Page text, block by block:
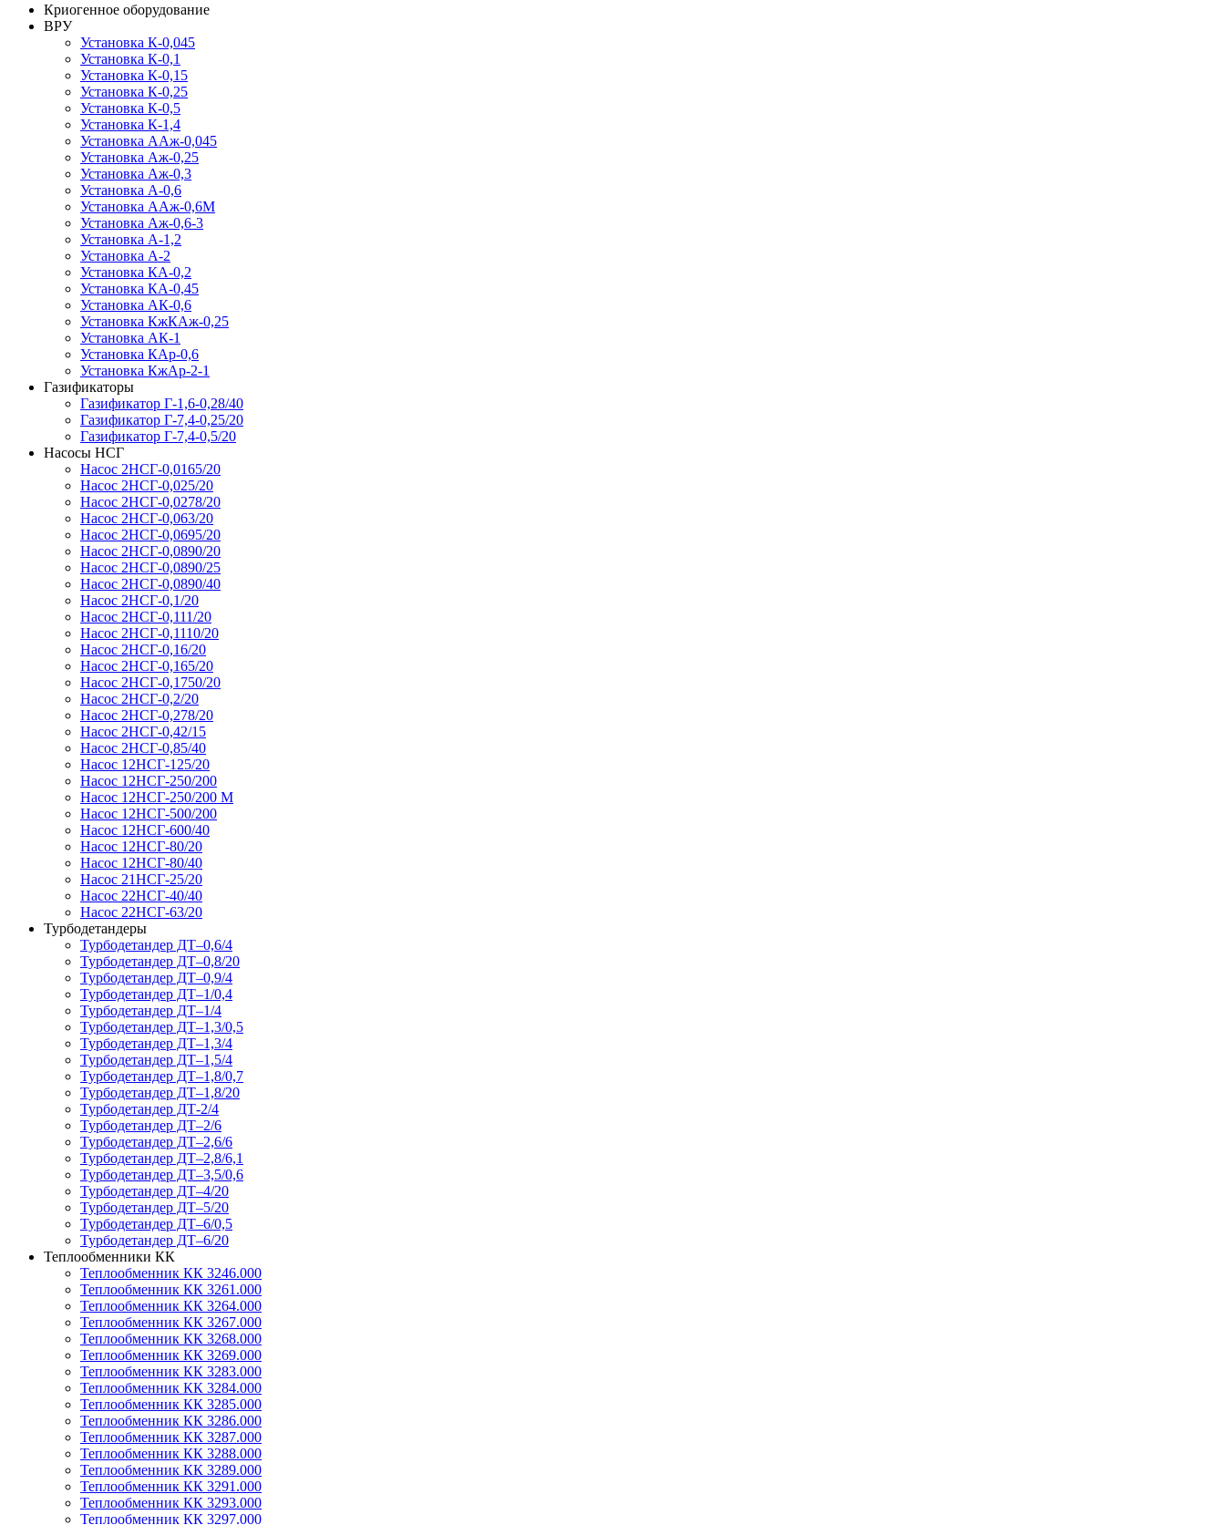
Криогенное оборудование
ВРУ
Установка К-0,045
Установка К-0,1
Установка К-0,15
Установка К-0,25
Установка К-0,5
Установка К-1,4
Установка ААж-0,045
Установка Аж-0,25
Установка Аж-0,3
Установка А-0,6
Установка ААж-0,6М
Установка Аж-0,6-3
Установка А-1,2
Установка А-2
Установка КА-0,2
Установка КА-0,45
Установка АК-0,6
Установка КжКАж-0,25
Установка АК-1
Установка КАр-0,6
Установка КжАр-2-1
Газификаторы
Газификатор Г-1,6-0,28/40
Газификатор Г-7,4-0,25/20
Газификатор Г-7,4-0,5/20
Насосы НСГ
Насос 2НСГ-0,0165/20
Насос 2НСГ-0,025/20
Насос 2НСГ-0,0278/20
Насос 2НСГ-0,063/20
Насос 2НСГ-0,0695/20
Насос 2НСГ-0,0890/20
Насос 2НСГ-0,0890/25
Насос 2НСГ-0,0890/40
Насос 2НСГ-0,1/20
Насос 2НСГ-0,111/20
Насос 2НСГ-0,1110/20
Насос 2НСГ-0,16/20
Насос 2НСГ-0,165/20
Насос 2НСГ-0,1750/20
Насос 2НСГ-0,2/20
Насос 2НСГ-0,278/20
Насос 2НСГ-0,42/15
Насос 2НСГ-0,85/40
Насос 12НСГ-125/20
Насос 12НСГ-250/200
Насос 12НСГ-250/200 М
Насос 12НСГ-500/200
Насос 12НСГ-600/40
Насос 12НСГ-80/20
Насос 12НСГ-80/40
Насос 21НСГ-25/20
Насос 22НСГ-40/40
Насос 22НСГ-63/20
Турбодетандеры
Турбодетандер ДТ–0,6/4
Турбодетандер ДТ–0,8/20
Турбодетандер ДТ–0,9/4
Турбодетандер ДТ–1/0,4
Турбодетандер ДТ–1/4
Турбодетандер ДТ–1,3/0,5
Турбодетандер ДТ–1,3/4
Турбодетандер ДТ–1,5/4
Турбодетандер ДТ–1,8/0,7
Турбодетандер ДТ–1,8/20
Турбодетандер ДТ-2/4
Турбодетандер ДТ–2/6
Турбодетандер ДТ–2,6/6
Турбодетандер ДТ–2,8/6,1
Турбодетандер ДТ–3,5/0,6
Турбодетандер ДТ–4/20
Турбодетандер ДТ–5/20
Турбодетандер ДТ–6/0,5
Турбодетандер ДТ–6/20
Теплообменники КК
Теплообменник КК 3246.000
Теплообменник КК 3261.000
Теплообменник КК 3264.000
Теплообменник КК 3267.000
Теплообменник КК 3268.000
Теплообменник КК 3269.000
Теплообменник КК 3283.000
Теплообменник КК 3284.000
Теплообменник КК 3285.000
Теплообменник КК 3286.000
Теплообменник КК 3287.000
Теплообменник КК 3288.000
Теплообменник КК 3289.000
Теплообменник КК 3291.000
Теплообменник КК 3293.000
Теплообменник КК 3297.000